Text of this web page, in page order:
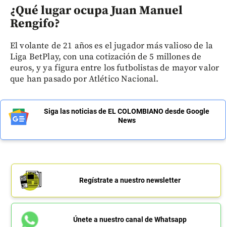
¿Qué lugar ocupa Juan Manuel
Rengifo?
El volante de 21 años es el jugador más valioso de la
Liga BetPlay, con una cotización de 5 millones de
euros, y ya figura entre los futbolistas de mayor valor
que han pasado por Atlético Nacional.
Siga las noticias de EL COLOMBIANO desde Google
News
Regístrate a nuestro newsletter
Únete a nuestro canal de Whatsapp